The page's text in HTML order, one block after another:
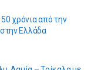
χρόνια από την
Ελλάδα